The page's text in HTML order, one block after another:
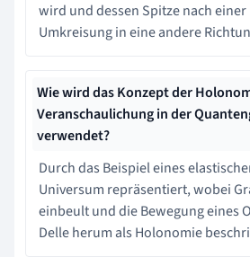
wird und dessen Spitze nach
Umkreisung in eine andere
Wie wird das Konzept der
Veranschaulichung in der
verwendet?
Durch das Beispiel eines
Universum repräsentiert, wobei
einbeult und die Bewegung eines
Delle herum als Holonomie